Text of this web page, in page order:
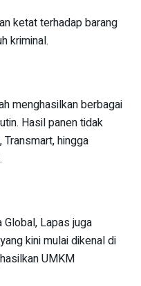
ketat terhadap barang
kriminal.
menghasilkan berbagai
Hasil panen tidak
hingga
Lapas juga
kini mulai dikenal di
UMKM